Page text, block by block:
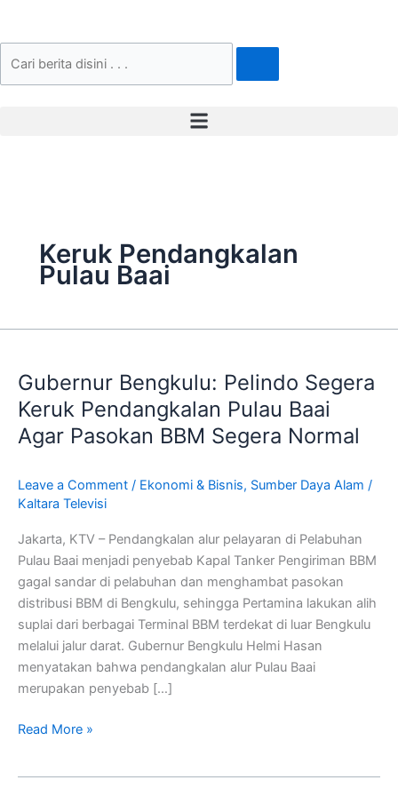
Keruk Pendangkalan
Pulau Baai
Gubernur Bengkulu: Pelindo Segera
Keruk Pendangkalan Pulau Baai
Agar Pasokan BBM Segera Normal
Leave a Comment / Ekonomi & Bisnis, Sumber Daya Alam /
Kaltara Televisi
Jakarta, KTV – Pendangkalan alur pelayaran di Pelabuhan
Pulau Baai menjadi penyebab Kapal Tanker Pengiriman BBM
gagal sandar di pelabuhan dan menghambat pasokan
distribusi BBM di Bengkulu, sehingga Pertamina lakukan alih
suplai dari berbagai Terminal BBM terdekat di luar Bengkulu
melalui jalur darat. Gubernur Bengkulu Helmi Hasan
menyatakan bahwa pendangkalan alur Pulau Baai
merupakan penyebab […]
Pelindo
Segera
Keruk
Pendangkalan
Baai
Agar
Pasokan
BBM
Segera
Normal
Read More »